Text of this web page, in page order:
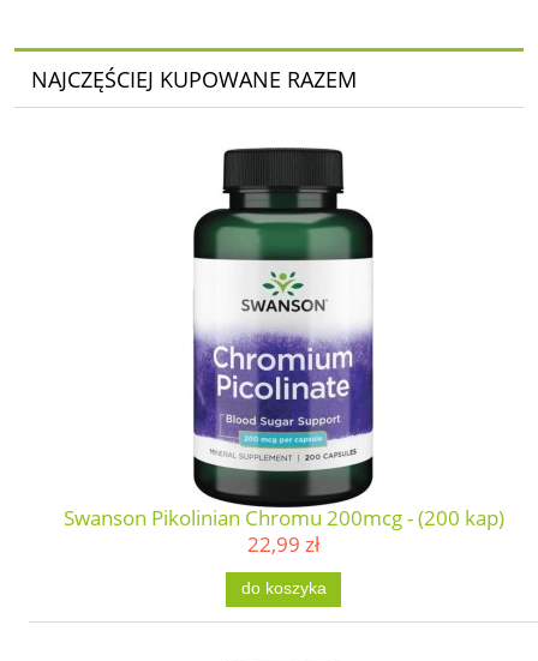
NAJCZĘŚCIEJ KUPOWANE RAZEM
Swanson Pikolinian Chromu 200mcg - (200 kap)
22,99 zł
do koszyka